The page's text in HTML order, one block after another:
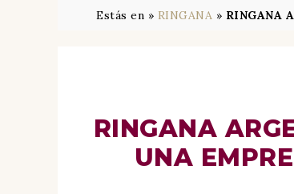
Estás en » RINGANA » RINGANA
RINGANA
UNA